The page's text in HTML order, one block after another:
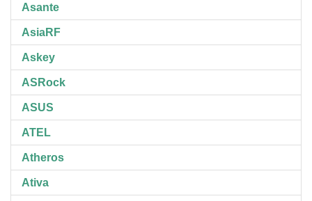
Asante
AsiaRF
Askey
ASRock
ASUS
ATEL
Atheros
Ativa